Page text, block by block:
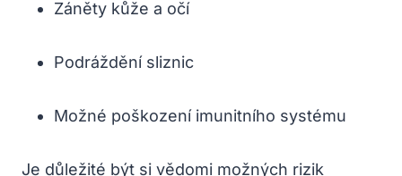
Záněty kůže a očí
Podráždění sliznic
Možné poškození imunitního systému
Je důležité být si vědomi možných rizik